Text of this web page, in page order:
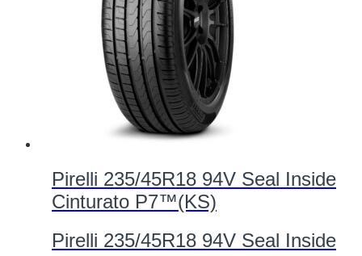
Pirelli 235/45R18 94V Seal Inside
Cinturato P7™(KS)
Pirelli 235/45R18 94V Seal Inside